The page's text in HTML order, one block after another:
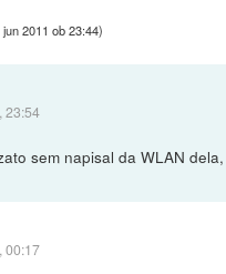
jun 2011 ob 23:44)
23:54
sem napisal da WLAN
00:17